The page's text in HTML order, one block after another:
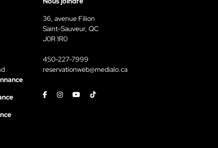
36, avenue Filion
Saint-Sauveur, QC
J0R 1R0
450-227-7999
reservationweb@medialo.ca
FacebookInstagramYoutubeTiktok